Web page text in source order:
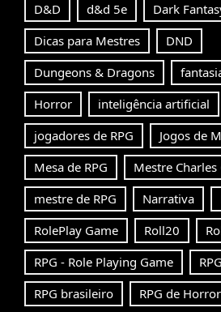
D&D
d&d 5e
Dark
Dicas para Mestres
DND
Dungeons & Dragons
Horror
inteligência artificial
jogadores de RPG
Jogos de
Mesa de RPG
Mestre Charles
mestre de RPG
Narrativa
RolePlay Game
Roll20
RPG - Role Playing Game
RPG brasileiro
RPG de Horror